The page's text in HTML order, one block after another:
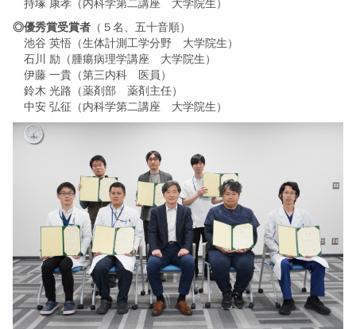
◎優秀賞受賞者 （５名、五十音順）
池谷 英悟（生体計測工学分野 大学院生）
石川 励（腫瘍病理学講座 大学院生）
伊藤 一貴（第三内科 医員）
鈴木 光路（薬剤部 薬剤主任）
中安 弘征（内科学第二講座 大学院生）